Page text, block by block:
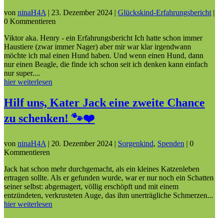
von ninaH4A| 23. Dezember 2024 Glückskind-Erfahrungsbericht|
0 Kommentieren
Viktor aka. Henry - ein Erfahrungsbericht Ich hatte schon immer
Haustiere (zwar immer Nager) aber mir war klar irgendwann
möchte ich mal einen Hund haben. Und wenn einen Hund, dann
nur einen Beagle, die finde ich schon seit ich denken kann einfach
nur super....
hier weiterlesen
Hilf uns, Kater Jack eine zweite Chance
zu schenken! 🐾❤️
von ninaH4A | 20. Dezember 2024 | Sorgenkind, Spenden | 0
Kommentieren
Jack hat schon mehr durchgemacht, als ein kleines Katzenleben
ertragen sollte. Als er gefunden wurde, war er nur noch ein Schatten
seiner selbst: abgemagert, völlig erschöpft und mit einem
entzündeten, verkrusteten Auge, das ihm unerträgliche Schmerzen...
hier weiterlesen